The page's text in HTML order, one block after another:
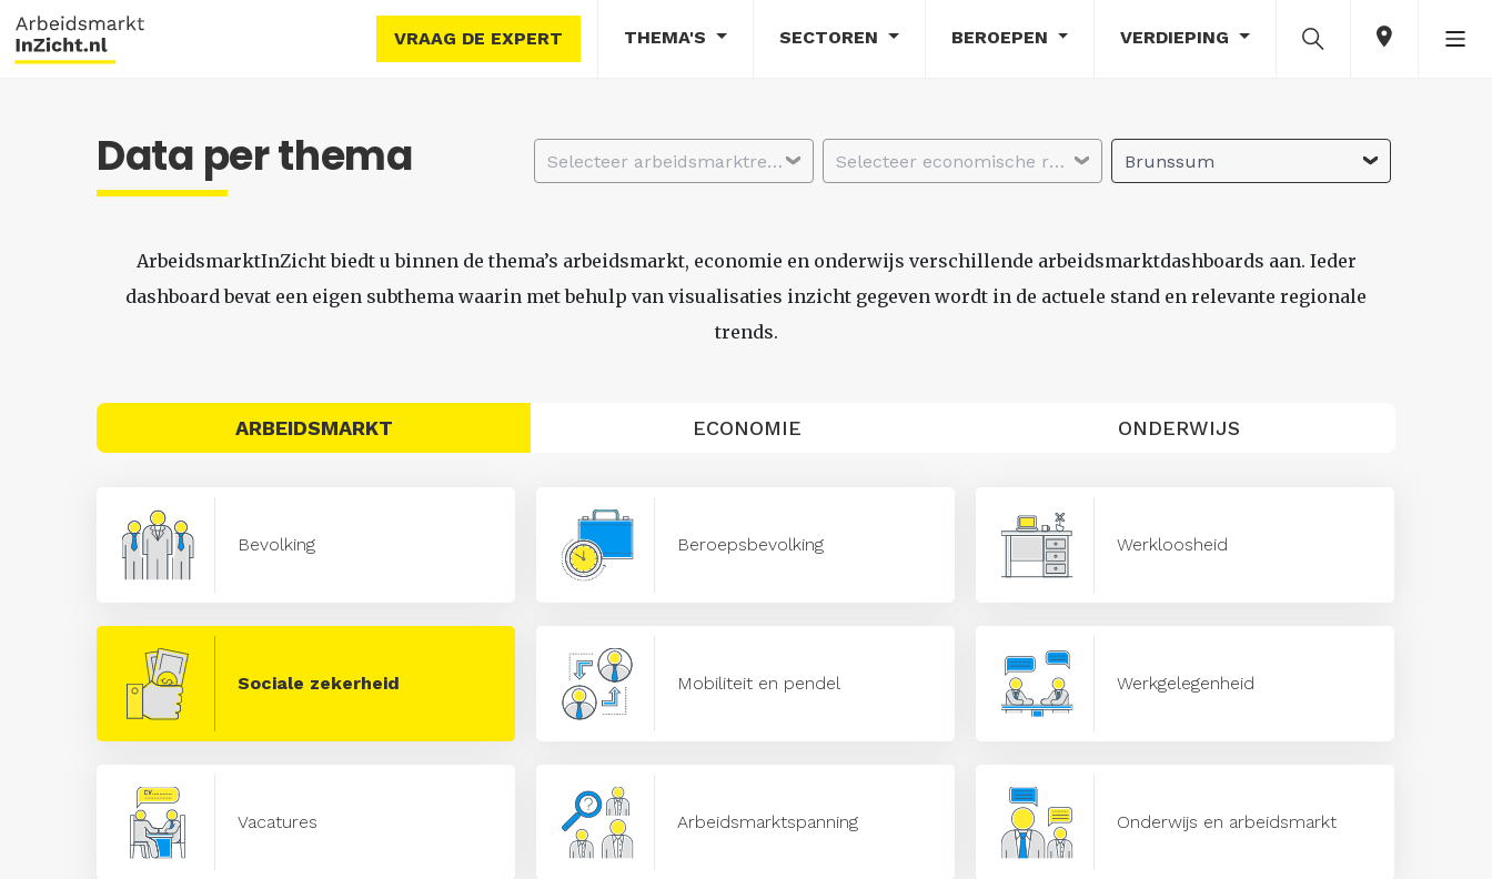
VRAAG DE EXPERT THEMA'S SECTOREN BEROEPEN VERDIEPING
Data per thema Selecteer arbeidsmarktregio Selecteer economische regio Brunssum
ArbeidsmarktInZicht biedt u binnen de thema’s arbeidsmarkt, economie en onderwijs verschillende arbeidsmarktdashboards aan. Ieder
dashboard bevat een eigen subthema waarin met behulp van visualisaties inzicht gegeven wordt in de actuele stand en relevante regionale
trends.
ARBEIDSMARKT ECONOMIE ONDERWIJS
Bevolking Beroepsbevolking Werkloosheid
Sociale zekerheid Mobiliteit en pendel Werkgelegenheid
Vacatures Arbeidsmarktspanning Onderwijs en arbeidsmarkt